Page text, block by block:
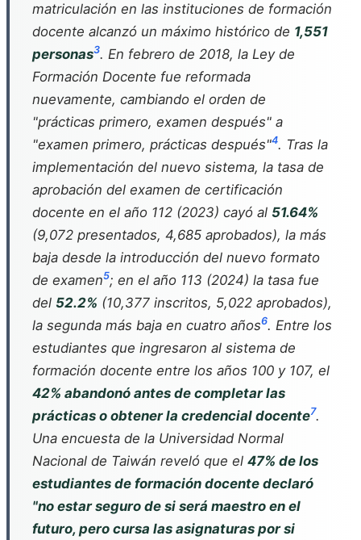
matriculación en las instituciones de formación
docente alcanzó un máximo histórico de 1,551
personas3. En febrero de 2018, la Ley de
Formación Docente fue reformada
nuevamente, cambiando el orden de
"prácticas primero, examen después" a
"examen primero, prácticas después"4. Tras la
implementación del nuevo sistema, la tasa de
aprobación del examen de certificación
docente en el año 112 (2023) cayó al 51.64%
(9,072 presentados, 4,685 aprobados), la más
baja desde la introducción del nuevo formato
de examen5; en el año 113 (2024) la tasa fue
del 52.2% (10,377 inscritos, 5,022 aprobados),
la segunda más baja en cuatro años6. Entre los
estudiantes que ingresaron al sistema de
formación docente entre los años 100 y 107, el
42% abandonó antes de completar las
prácticas o obtener la credencial docente7.
Una encuesta de la Universidad Normal
Nacional de Taiwán reveló que el 47% de los
estudiantes de formación docente declaró
"no estar seguro de si será maestro en el
futuro, pero cursa las asignaturas por si